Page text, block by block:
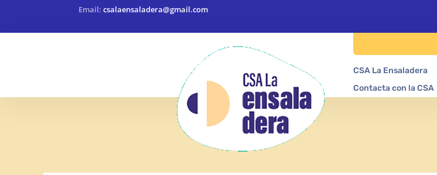
Email:csalaensaladera@gmail.com
CSA La Ensaladera
Contacta con la CSA